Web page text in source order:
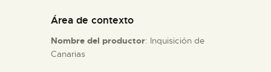
DIDÁCTICA
Área de contexto
Nombre del productor: Inquisición de
Canarias